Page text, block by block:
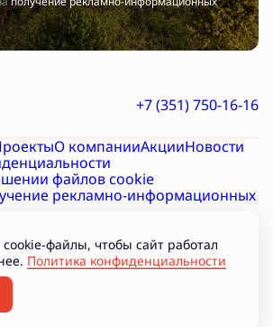
+7 (351) 750-16-16
О компанииАкцииНовости
файлов cookie
рекламно-информационных
на наш.дом.рфДокументы
файлы, чтобы сайт работал
Политика конфиденциальности